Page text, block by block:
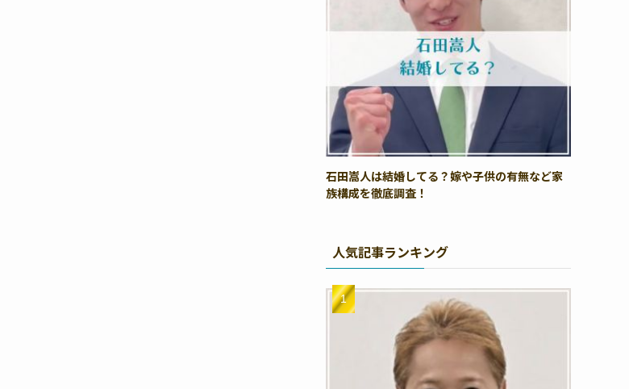
石田嵩人は結婚してる？嫁や子供の有無など家
族構成を徹底調査！
人気記事ランキング